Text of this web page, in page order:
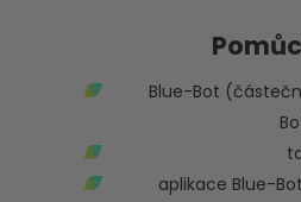
Blue-Bot
aplikace Blue-